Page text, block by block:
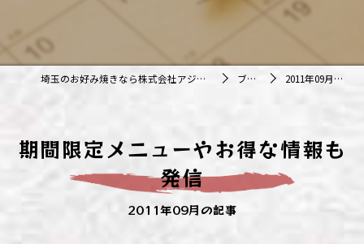
埼玉のお好み焼きなら株式会社アジルカンパニー ブログ 2011年09月の記事
期間限定メニューやお得な情報も
発信
2011年09月の記事